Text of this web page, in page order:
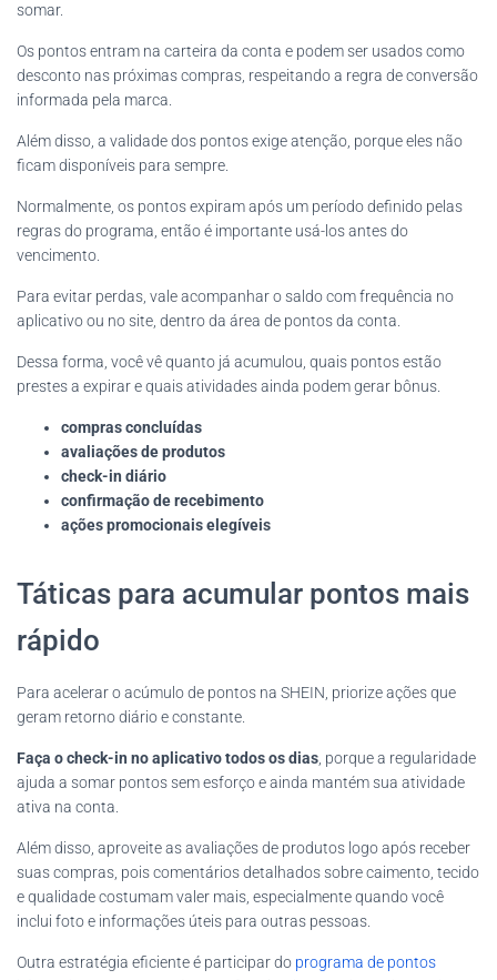
somar.
Os pontos entram na carteira da conta e podem ser usados como
desconto nas próximas compras, respeitando a regra de conversão
informada pela marca.
Além disso, a validade dos pontos exige atenção, porque eles não
ficam disponíveis para sempre.
Normalmente, os pontos expiram após um período definido pelas
regras do programa, então é importante usá-los antes do
vencimento.
Para evitar perdas, vale acompanhar o saldo com frequência no
aplicativo ou no site, dentro da área de pontos da conta.
Dessa forma, você vê quanto já acumulou, quais pontos estão
prestes a expirar e quais atividades ainda podem gerar bônus.
compras concluídas
avaliações de produtos
check-in diário
confirmação de recebimento
ações promocionais elegíveis
Táticas para acumular pontos mais
rápido
Para acelerar o acúmulo de pontos na SHEIN, priorize ações que
geram retorno diário e constante.
Faça o check-in no aplicativo todos os dias , porque a regularidade
ajuda a somar pontos sem esforço e ainda mantém sua atividade
ativa na conta.
Além disso, aproveite as avaliações de produtos logo após receber
suas compras, pois comentários detalhados sobre caimento, tecido
e qualidade costumam valer mais, especialmente quando você
inclui foto e informações úteis para outras pessoas.
Outra estratégia eficiente é participar do programa de pontos